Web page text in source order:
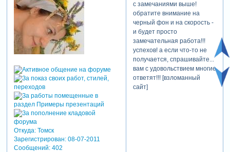
Откуда:Томск
Зарегистрирован: 08-07-2011
Сообщений:402
с замечаниями выше!
обратите внимание на
черный фон и на скорость -
и будет просто
замечательная работа!!!
успехов! а если что-то не
получается, спрашивайте...
вам с удовольствием многие
ответят!!! [взломанный
сайт]